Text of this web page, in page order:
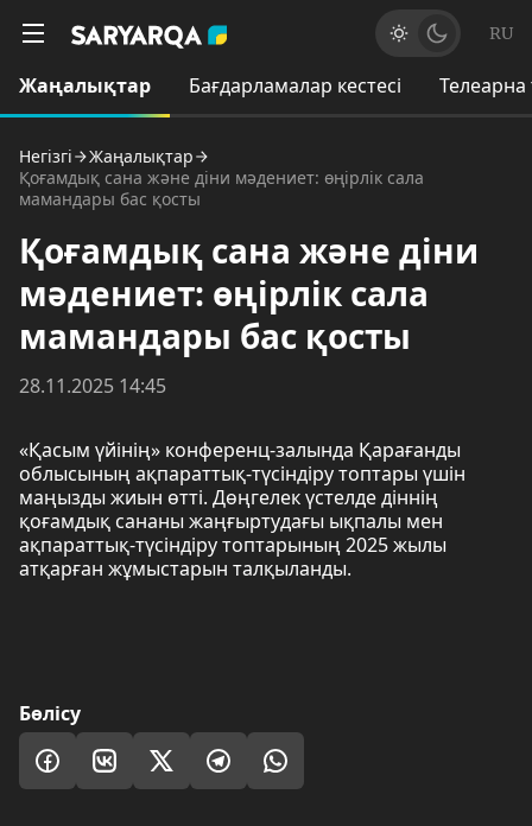
RU
Жаңалықтар Бағдарламалар кестесі
Негізгі
Жаңалықтар
Қоғамдық сана және діни мәдениет: өңірлік сала
мамандары бас қосты
Қоғамдық сана және діни
мәдениет: өңірлік сала
мамандары бас қосты
28.11.2025 14:45
«Қасым үйінің» конференц-залында Қарағанды
облысының ақпараттық-түсіндіру топтары үшін
маңызды жиын өтті. Дөңгелек үстелде діннің
қоғамдық сананы жаңғыртудағы ықпалы мен
ақпараттық-түсіндіру топтарының 2025 жылы
атқарған жұмыстарын талқыланды.
Бөлісу